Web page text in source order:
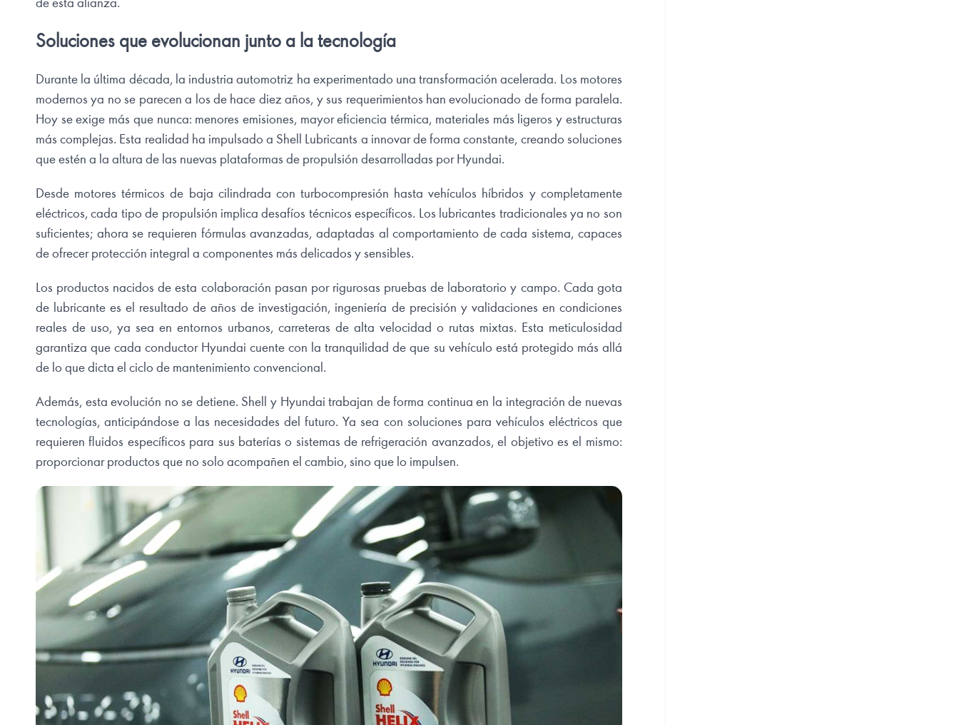
Soluciones que evolucionan junto a la tecnología
Durante la última década, la industria automotriz ha experimentado una transformación acelerada. Los motores
modernos ya no se parecen a los de hace diez años, y sus requerimientos han evolucionado de forma paralela.
Hoy se exige más que nunca: menores emisiones, mayor eficiencia térmica, materiales más ligeros y estructuras
más complejas. Esta realidad ha impulsado a Shell Lubricants a innovar de forma constante, creando soluciones
que estén a la altura de las nuevas plataformas de propulsión desarrolladas por Hyundai.
Desde motores térmicos de baja cilindrada con turbocompresión hasta vehículos híbridos y completamente
eléctricos, cada tipo de propulsión implica desafíos técnicos específicos. Los lubricantes tradicionales ya no son
suficientes; ahora se requieren fórmulas avanzadas, adaptadas al comportamiento de cada sistema, capaces
de ofrecer protección integral a componentes más delicados y sensibles.
Los productos nacidos de esta colaboración pasan por rigurosas pruebas de laboratorio y campo. Cada gota
de lubricante es el resultado de años de investigación, ingeniería de precisión y validaciones en condiciones
reales de uso, ya sea en entornos urbanos, carreteras de alta velocidad o rutas mixtas. Esta meticulosidad
garantiza que cada conductor Hyundai cuente con la tranquilidad de que su vehículo está protegido más allá
de lo que dicta el ciclo de mantenimiento convencional.
Además, esta evolución no se detiene. Shell y Hyundai trabajan de forma continua en la integración de nuevas
tecnologías, anticipándose a las necesidades del futuro. Ya sea con soluciones para vehículos eléctricos que
requieren fluidos específicos para sus baterías o sistemas de refrigeración avanzados, el objetivo es el mismo:
proporcionar productos que no solo acompañen el cambio, sino que lo impulsen.